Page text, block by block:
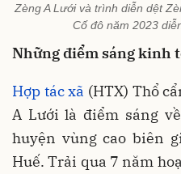
Zèng A Lưới và trình diễn dệt
Cố đô năm 2023
Những điểm sáng kinh
Hợp tác xã (HTX) Thổ
A Lưới là điểm sáng
huyện vùng cao biên
Huế. Trải qua 7 năm